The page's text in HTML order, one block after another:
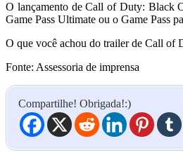
O lançamento de Call of Duty: Black
Game Pass Ultimate ou o Game Pass
O que você achou do trailer de Call of
Fonte: Assessoria de imprensa
Compartilhe! Obrigada!:)